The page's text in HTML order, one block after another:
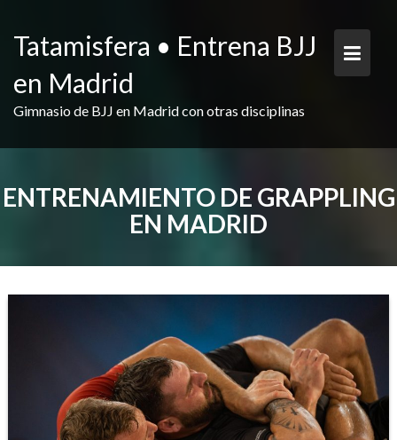
Tatamisfera • Entrena BJJ
en Madrid
Gimnasio de BJJ en Madrid con otras disciplinas
ENTRENAMIENTO DE GRAPPLING
EN MADRID